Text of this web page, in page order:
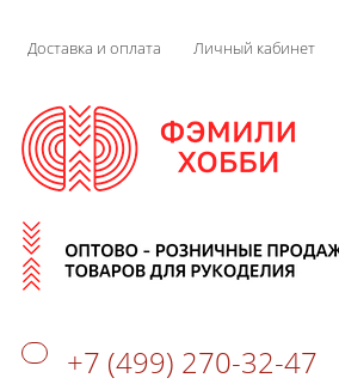
Доставка и оплата Личный кабинет
+7 (499) 270-32-47